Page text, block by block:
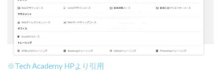
※Tech Academy HPより引用